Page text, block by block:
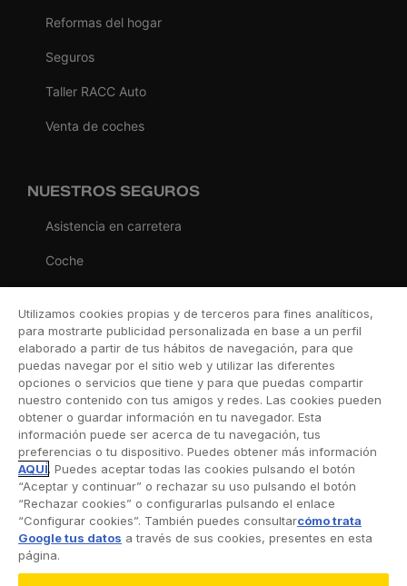
Reformas del hogar
Seguros
Taller RACC Auto
Venta de coches
NUESTROS SEGUROS
Asistencia en carretera
Coche
Viaje
Hogar
Vida
Decesos
Dental
Deportivo
Esquí
Utilizamos cookies propias y de terceros para fines analíticos,
para mostrarte publicidad personalizada en base a un perfil
elaborado a partir de tus hábitos de navegación, para que
puedas navegar por el sitio web y utilizar las diferentes
opciones o servicios que tiene y para que puedas compartir
nuestro contenido con tus amigos y redes. Las cookies pueden
obtener o guardar información en tu navegador. Esta
información puede ser acerca de tu navegación, tus
preferencias o tu dispositivo. Puedes obtener más información
AQUÍ. Puedes aceptar todas las cookies pulsando el botón
“Aceptar y continuar” o rechazar su uso pulsando el botón
“Rechazar cookies” o configurarlas pulsando el enlace
“Configurar cookies”. También puedes consultarcómo trata
Google tus datos a través de sus cookies, presentes en esta
página.